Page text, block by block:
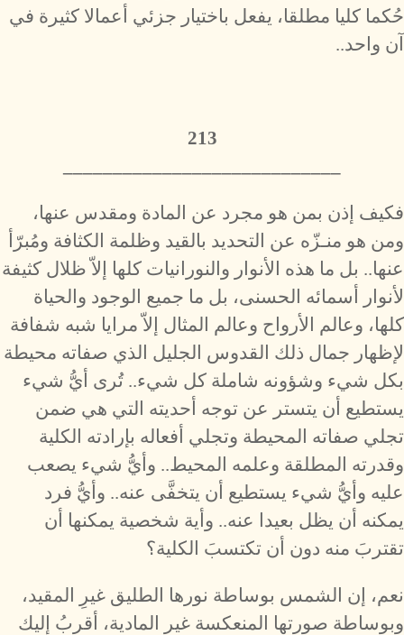
حُكما كليا مطلقا، يفعل باختيار جزئي أعمالا كثيرة في
آن واحد..
213
فكيف إذن بمن هو مجرد عن المادة ومقدس عنها،
ومن هو منـزّه عن التحديد بالقيد وظلمة الكثافة ومُبرّأ
عنها.. بل ما هذه الأنوار والنورانيات كلها إلاّ ظلال كثيفة
لأنوار أسمائه الحسنى، بل ما جميع الوجود والحياة
كلها، وعالم الأرواح وعالم المثال إلاّ مرايا شبه شفافة
لإظهار جمال ذلك القدوس الجليل الذي صفاته محيطة
بكل شيء وشؤونه شاملة كل شيء.. تُرى أيُّ شيء
يستطيع أن يتستر عن توجه أحديته التي هي ضمن
تجلي صفاته المحيطة وتجلي أفعاله بإرادته الكلية
وقدرته المطلقة وعلمه المحيط.. وأيُّ شيء يصعب
عليه وأيُّ شيء يستطيع أن يتخفَّى عنه.. وأيُّ فرد
يمكنه أن يظل بعيدا عنه.. وأية شخصية يمكنها أن
تقتربَ منه دون أن تكتسبَ الكلية؟
نعم، إن الشمس بوساطة نورها الطليق غيرِ المقيد،
وبوساطة صورتها المنعكسة غير المادية، أقربُ إليك